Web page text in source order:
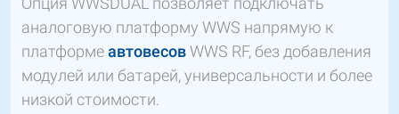
аналоговую платформу WWS напрямую к
платформеавтовесовWWS RF, без добавления
модулей или батарей, универсальности и более
низкой стоимости.